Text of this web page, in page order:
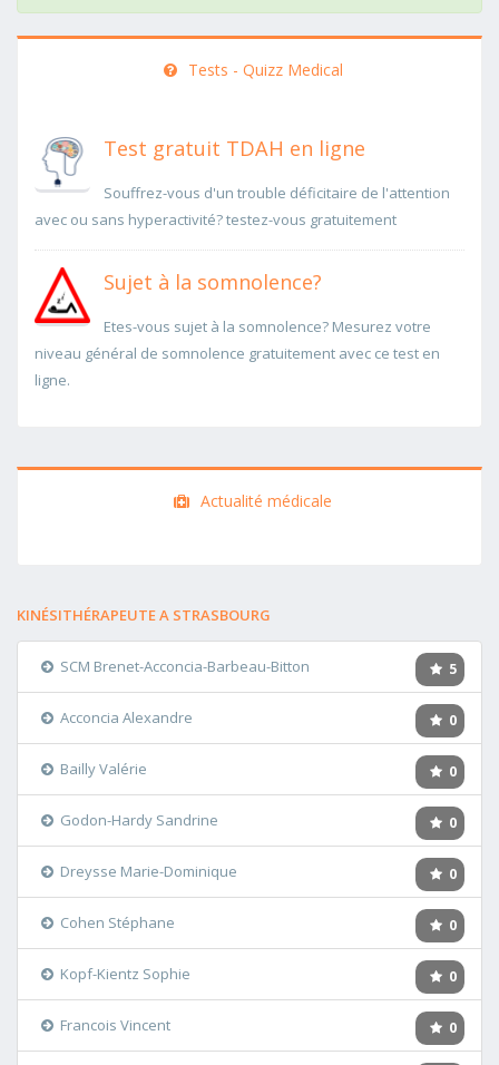
Tests - Quizz Medical
Test gratuit TDAH en ligne
Souffrez-vous d'un trouble déficitaire de l'attention
avec ou sans hyperactivité? testez-vous gratuitement
Sujet à la somnolence?
Etes-vous sujet à la somnolence? Mesurez votre
niveau général de somnolence gratuitement avec ce test en
ligne.
Actualité médicale
KINÉSITHÉRAPEUTE A STRASBOURG
5
SCM Brenet-Acconcia-Barbeau-Bitton
0
Acconcia Alexandre
0
Bailly Valérie
0
Godon-Hardy Sandrine
0
Dreysse Marie-Dominique
0
Cohen Stéphane
0
Kopf-Kientz Sophie
0
Francois Vincent